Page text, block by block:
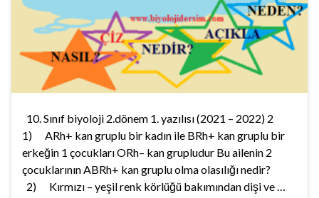
10. Sınıf biyoloji 2.dönem 1. yazılısı (2021 – 2022) 2
1) ARh+ kan gruplu bir kadın ile BRh+ kan gruplu bir
erkeğin 1 çocukları ORh– kan grupludur Bu ailenin 2
çocuklarının ABRh+ kan gruplu olma olasılığı nedir?
2) Kırmızı – yeşil renk körlüğü bakımından dişi ve …